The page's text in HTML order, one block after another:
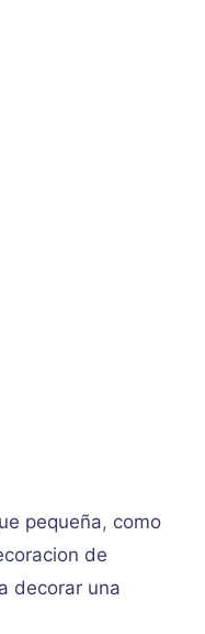
pequeña, como
de
decorar una